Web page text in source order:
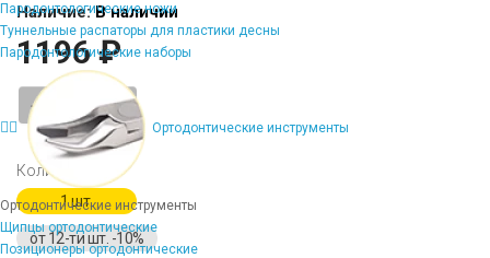
Пародонтологические ножи
Туннельные распаторы для пластики десны
Пародонтологические наборы
Ортодонтические инструменты
Ортодонтические инструменты
Щипцы ортодонтические
Позиционеры ортодонтические
Наличие:В наличии
1196 ₽
- +
Количество
1 шт.
от 12-ти шт. -10%